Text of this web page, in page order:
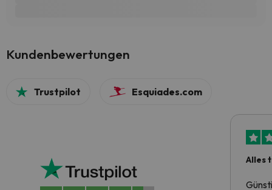
Kundenbewertungen
Trustpilot Esquiades.com
Alles